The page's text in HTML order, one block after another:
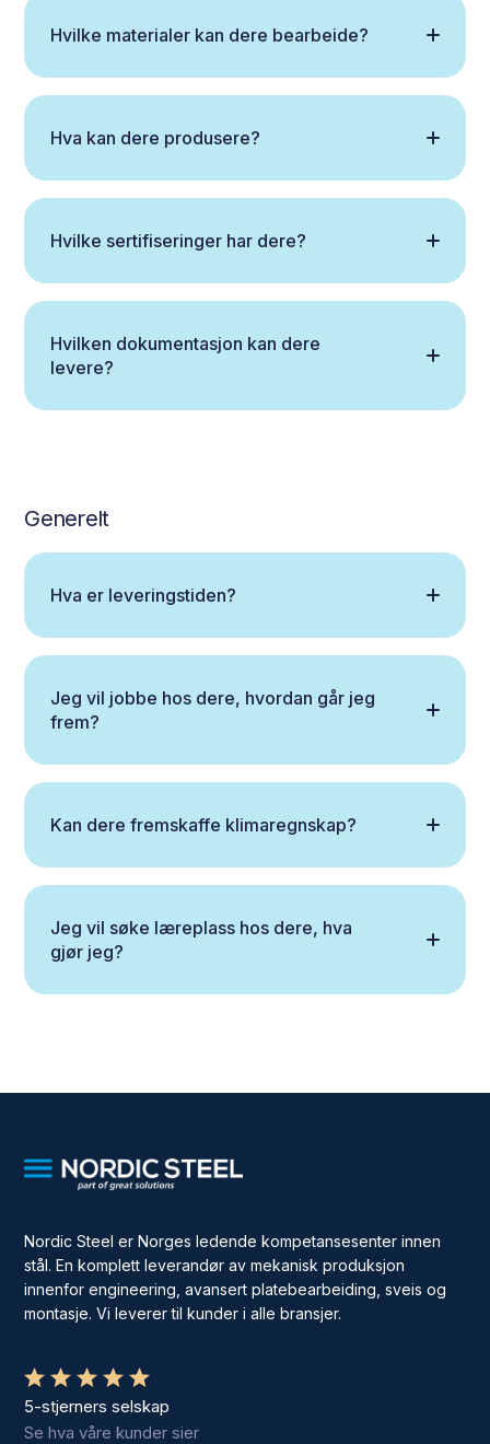
Hvilke materialer kan dere bearbeide?
Hva kan dere produsere?
Hvilke sertifiseringer har dere?
Hvilken dokumentasjon kan dere
levere?
Generelt
Hva er leveringstiden?
Jeg vil jobbe hos dere, hvordan går jeg
frem?
Kan dere fremskaffe klimaregnskap?
Jeg vil søke læreplass hos dere, hva
gjør jeg?
Nordic Steel er Norges ledende kompetansesenter innen
stål. En komplett leverandør av mekanisk produksjon
innenfor engineering, avansert platebearbeiding, sveis og
montasje. Vi leverer til kunder i alle bransjer.
5-stjerners selskap
Se hva våre kunder sier